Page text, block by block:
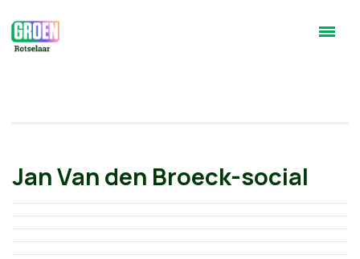
Jan Van den Broeck-social